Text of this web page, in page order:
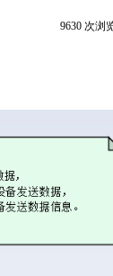
9630 次浏